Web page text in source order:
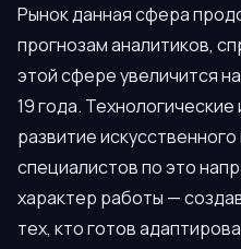
Рынок данная сфера
прогнозам аналитиков,
этой сфере увеличится на
19 года.
развитие
специалистов по это
характер работы —
тех, кто готов